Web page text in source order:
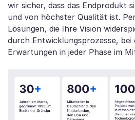
wir sicher, dass das Endprodukt
und von höchster Qualität ist.
Lösungen, die Ihre Vision
durch Entwicklungsprozesse, bei
Erwartungen in jeder Phase im